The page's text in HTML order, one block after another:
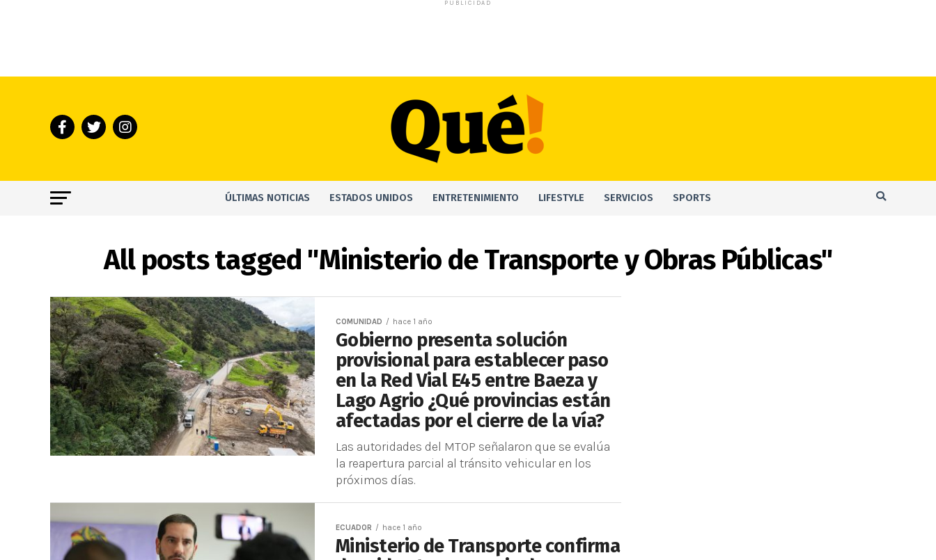
PUBLICIDAD
ÚLTIMAS NOTICIAS ESTADOS UNIDOS ENTRETENIMIENTO LIFESTYLE SERVICIOS SPORTS
All posts tagged "Ministerio de Transporte y Obras Públicas"
COMUNIDAD hace 1 año
Gobierno presenta solución
provisional para establecer paso
en la Red Vial E45 entre Baeza y
Lago Agrio ¿Qué provincias están
afectadas por el cierre de la vía?
Las autoridades del MTOP señalaron que se evalúa
la reapertura parcial al tránsito vehicular en los
próximos días.
ECUADOR hace 1 año
Ministerio de Transporte confirma